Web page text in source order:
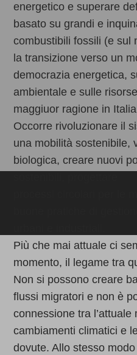
energetico e superare
basato su grandi e
combustibili fossili (e sul
la transizione verso un
democrazia energetica,
ambientale e sulle
maggiuor ragione in
Occorre rivoluzionare il
una mobilità sostenibile,
biologica, creare nuovi
Più che mai attuale ci
momento, il legame tra
Non si possono creare
flussi migratori e non è
connessione tra
cambiamenti climatici e
dovute. Allo stesso